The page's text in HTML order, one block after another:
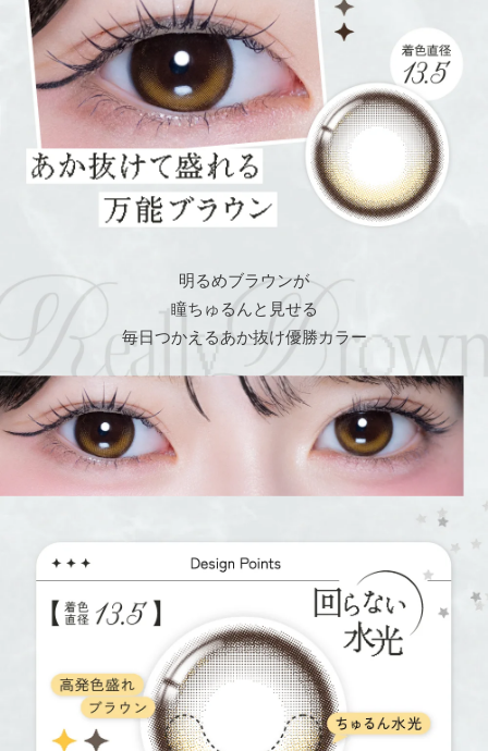
明るめブラウンが
瞳ちゅるんと見せる
毎日つかえるあか抜け優勝カラー